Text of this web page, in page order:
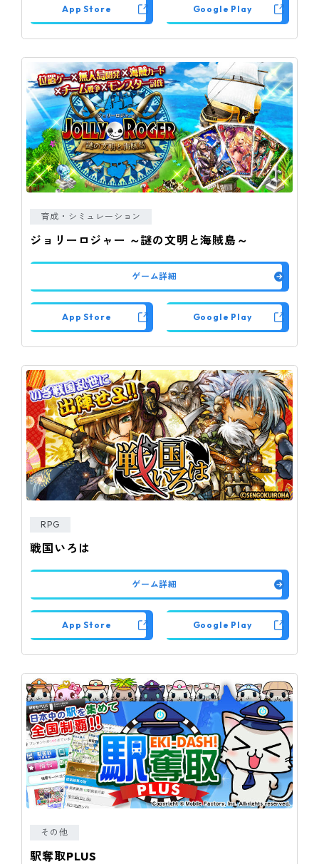
App Store Google Play
育成・シミュレーション
ジョリーロジャー ～謎の文明と海賊島～
ゲーム詳細
App Store Google Play
RPG
戦国いろは
ゲーム詳細
App Store Google Play
その他
駅奪取PLUS